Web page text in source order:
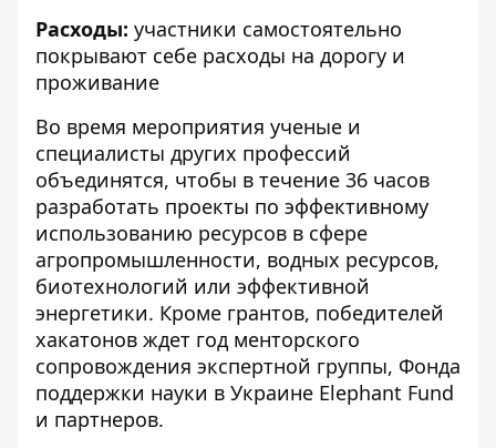
Расходы: участники самостоятельно
покрывают себе расходы на дорогу и
проживание
Во время мероприятия ученые и
специалисты других профессий
объединятся, чтобы в течение 36 часов
разработать проекты по эффективному
использованию ресурсов в сфере
агропромышленности, водных ресурсов,
биотехнологий или эффективной
энергетики. Кроме грантов, победителей
хакатонов ждет год менторского
сопровождения экспертной группы, Фонда
поддержки науки в Украине Elephant Fund
и партнеров.